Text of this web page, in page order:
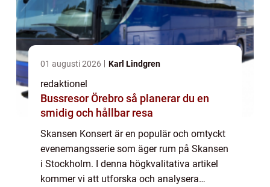
01 augusti 2026 Karl Lindgren
redaktionel
Bussresor Örebro så planerar du en
smidig och hållbar resa
Skansen Konsert är en populär och omtyckt
evenemangsserie som äger rum på Skansen
i Stockholm. I denna högkvalitativa artikel
kommer vi att utforska och analysera